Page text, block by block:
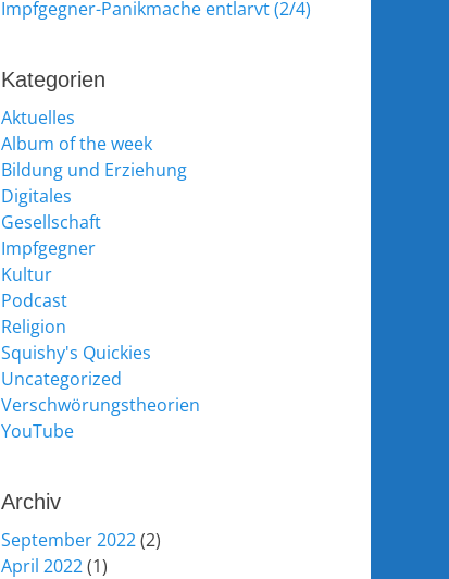
Impfgegner-Panikmache entlarvt (2/4)
Kategorien
Aktuelles
Album of the week
Bildung und Erziehung
Digitales
Gesellschaft
Impfgegner
Kultur
Podcast
Religion
Squishy's Quickies
Uncategorized
Verschwörungstheorien
YouTube
Archiv
September 2022(2)
April 2022(1)